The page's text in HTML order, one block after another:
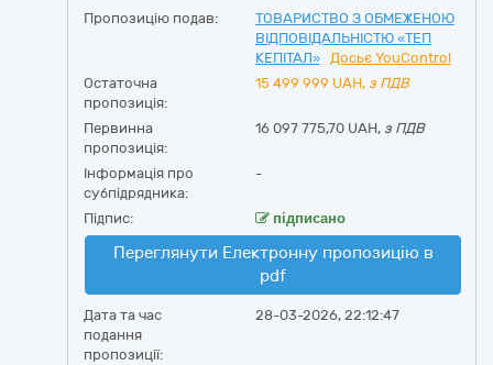
Пропозицію подав:
ТОВАРИСТВО З ОБМЕЖЕНОЮ
ВІДПОВІДАЛЬНІСТЮ «ТЕП
КЕПІТАЛ»
Досьє YouControl
Остаточна
пропозиція:
15 499 999 UAH, з ПДВ
Первинна
пропозиція:
16 097 775,70 UAH, з ПДВ
Інформація про
субпідрядника:
-
Підпис: підписано
Переглянути Електронну пропозицію в
pdf
Дата та час
подання
пропозиції:
28-03-2026, 22:12:47